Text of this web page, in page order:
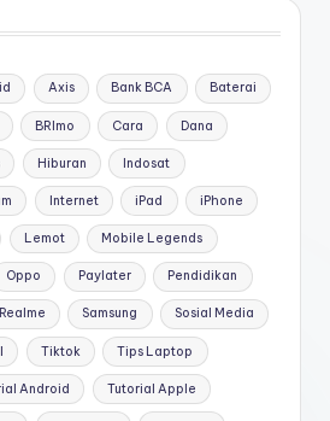
Axis Bank BCA Baterai
BRImo Cara Dana
Hiburan Indosat
Internet iPad iPhone
Lemot Mobile Legends
Oppo Paylater Pendidikan
Realme Samsung Sosial Media
Tiktok Tips Laptop
Android Tutorial Apple